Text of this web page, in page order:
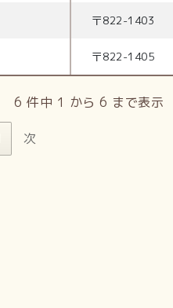
〒822-1403
〒822-1405
6 件中 1 から 6 まで表示
次